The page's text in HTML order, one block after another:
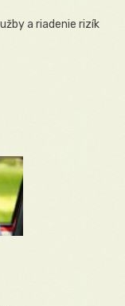
a riadenie rizík